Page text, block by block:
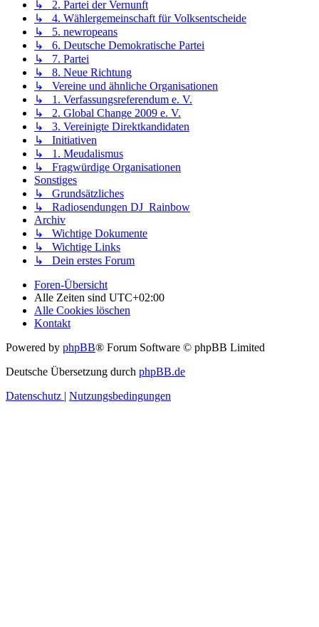
↳ 2. Partei der Vernunft
↳ 4. Wählergemeinschaft für Volksentscheide
↳ 5. newropeans
↳ 6. Deutsche Demokratische Partei
↳ 7. Partei
↳ 8. Neue Richtung
↳ Vereine und ähnliche Organisationen
↳ 1. Verfassungsreferendum e. V.
↳ 2. Global Change 2009 e. V.
↳ 3. Vereinigte Direktkandidaten
↳ Initiativen
↳ 1. Meudalismus
↳ Fragwürdige Organisationen
Sonstiges
↳ Grundsätzliches
↳ Radiosendungen DJ_Rainbow
Archiv
↳ Wichtige Dokumente
↳ Wichtige Links
↳ Dein erstes Forum
Foren-Übersicht
Alle Zeiten sind UTC+02:00
Alle Cookies löschen
Kontakt
Powered by phpBB® Forum Software © phpBB Limited
Deutsche Übersetzung durch phpBB.de
Datenschutz | Nutzungsbedingungen